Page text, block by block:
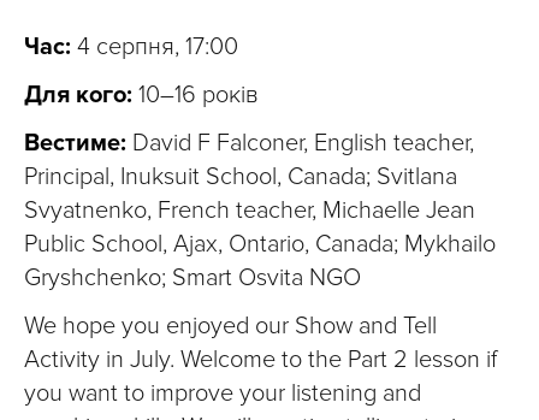
Час: 4 серпня, 17:00
Для кого: 10–16 років
Вестиме: David F Falconer, English teacher,
Principal, Inuksuit School, Canada; Svitlana
Svyatnenko, French teacher, Michaelle Jean
Public School, Ajax, Ontario, Canada; Mykhailo
Gryshchenko; Smart Osvita NGO
We hope you enjoyed our Show and Tell
Activity in July. Welcome to the Part 2 lesson if
you want to improve your listening and